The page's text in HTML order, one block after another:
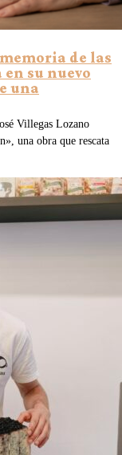
de las
su nuevo
una
Villegas Lozano
una obra que rescata